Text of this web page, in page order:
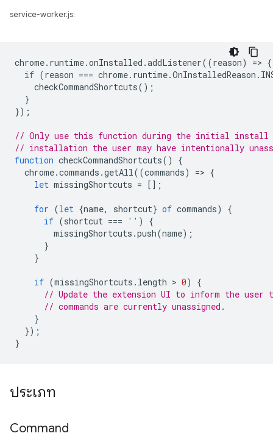
service-worker.js:
chrome. runtime.onInstalled .addListener((reason) => {
if (reason === chrome. runtime.OnInstalledReason .
checkCommandShortcuts();
}
});
// Only use this function during the initial install
// installation the user may have intentionally
function checkCommandShortcuts()
{
chrome.commands .getAll((commands) => {
let missingShortcuts = [];
for (let {name, shortcut} of commands)
{
if (shortcut === '' )
{
missingShortcuts .push(name);
}
}
if (missingShortcuts . length > 0)
{
// Update the extension UI to inform the user
// commands are currently unassigned.
}
});
}
ประเภท
Command